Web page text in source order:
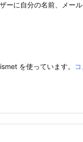
ーに自分の名前、メー
を使っています。